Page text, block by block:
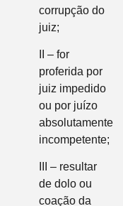
corrupção do
juiz;
II – for
proferida por
juiz impedido
ou por juízo
absolutamente
incompetente;
III – resultar
de dolo ou
coação da